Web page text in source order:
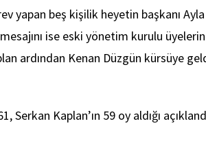
yapan beş kişilik heyetin başkanı
ise eski yönetim kurulu
ardından Kenan Düzgün kürsüye
Kaplan’ın 59 oy aldığı